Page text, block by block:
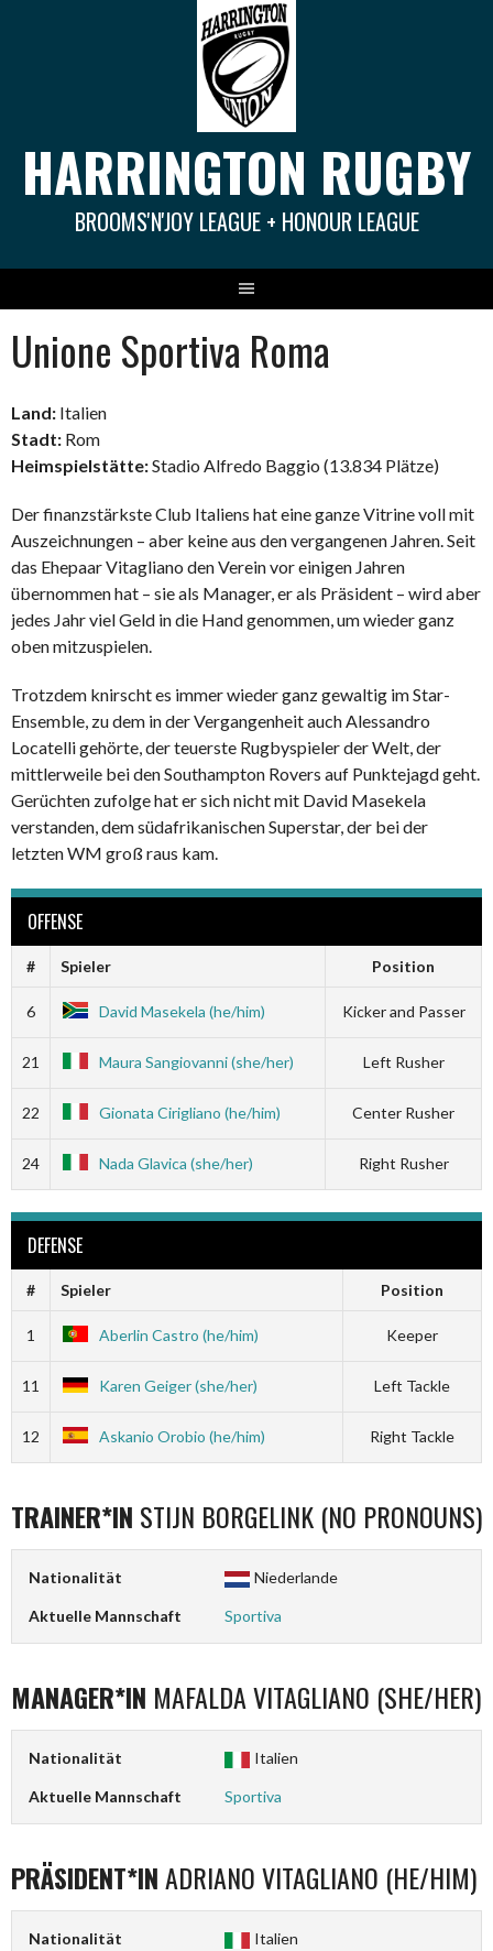
HARRINGTON RUGBY
BROOMS'N'JOY LEAGUE + HONOUR LEAGUE
Unione Sportiva Roma
Land: Italien
Stadt: Rom
Heimspielstätte:Stadio Alfredo Baggio (13.834 Plätze)
Der finanzstärkste Club Italiens hat eine ganze Vitrine voll mit
Auszeichnungen – aber keine aus den vergangenen Jahren. Seit
das EhepaarVitagliano den Verein vor einigen Jahren
übernommen hat – sie als Manager, er als Präsident – wird aber
jedes Jahr viel Geld in die Hand genommen, um wieder ganz
oben mitzuspielen.
Trotzdem knirscht es immer wieder ganz gewaltig im Star-
Ensemble, zu dem in der Vergangenheit auch Alessandro
Locatelli gehörte, der teuerste Rugbyspieler der Welt, der
mittlerweile bei den Southampton Rovers auf Punktejagd geht.
Gerüchten zufolge hat er sich nicht mit David Masekela
verstanden, dem südafrikanischen Superstar, der bei der
letzten WM groß raus kam.
OFFENSE
# Spieler Position
6 David Masekela (he/him) Kicker and Passer
21 Maura Sangiovanni (she/her) Left Rusher
22 Gionata Cirigliano (he/him) Center Rusher
24 Nada Glavica (she/her) Right Rusher
DEFENSE
# Spieler Position
1 Aberlin Castro (he/him) Keeper
11 Karen Geiger (she/her) Left Tackle
12 Askanio Orobio (he/him) Right Tackle
TRAINER*IN STIJN BORGELINK (NO PRONOUNS)
Nationalität Niederlande
Aktuelle Mannschaft Sportiva
MANAGER*IN MAFALDA VITAGLIANO (SHE/HER)
Nationalität Italien
Aktuelle Mannschaft Sportiva
PRÄSIDENT*INADRIANO VITAGLIANO (HE/HIM)
Nationalität Italien